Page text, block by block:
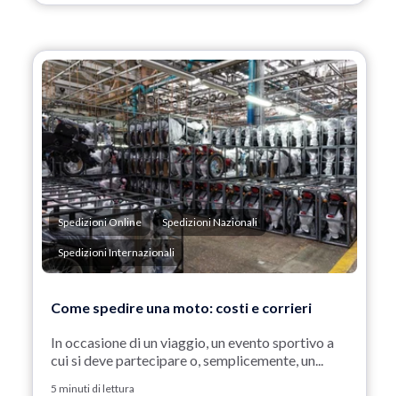
Spedizioni Online Spedizioni Nazionali
Spedizioni Internazionali
Come spedire una moto: costi e corrieri
In occasione di un viaggio, un evento sportivo a
cui si deve partecipare o, semplicemente, un...
5 minuti di lettura